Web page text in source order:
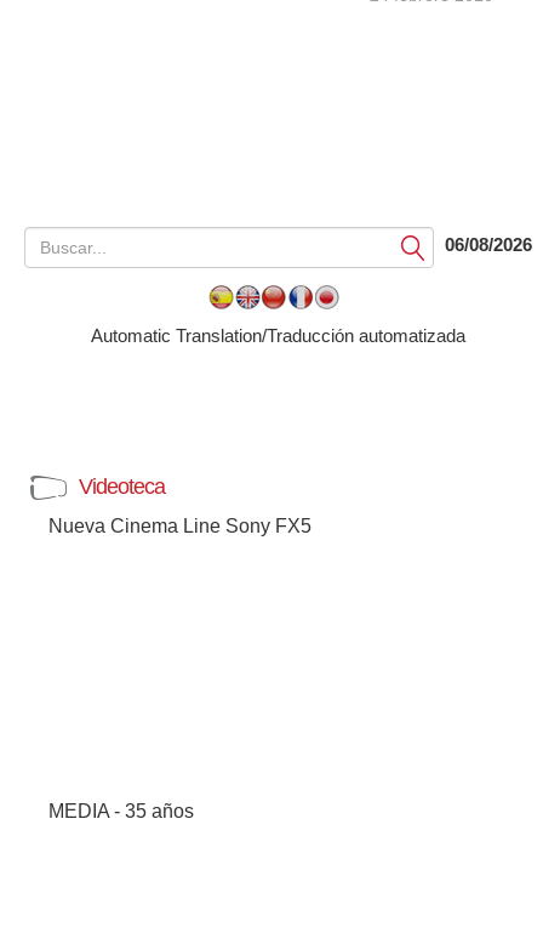
Submit06/08/2026
Automatic Translation/Traducción automatizada
Videoteca
Nueva Cinema Line Sony FX5
MEDIA - 35 años